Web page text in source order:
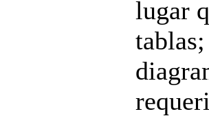
lugar